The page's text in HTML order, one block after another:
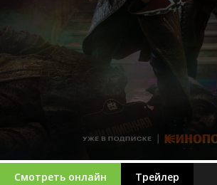
Смотреть онлайн Трейлер